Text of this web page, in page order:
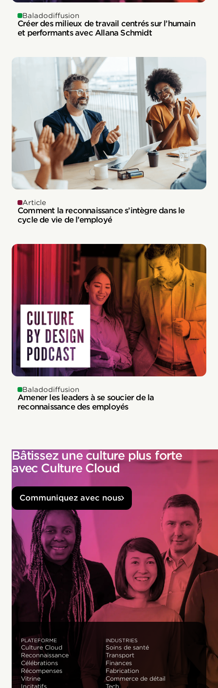
Baladodiffusion
Créer des milieux de travail centrés sur l’humain
et performants avec Allana Schmidt
Article
Comment la reconnaissance s’intègre dans le
cycle de vie de l’employé
Baladodiffusion
Amener les leaders à se soucier de la
reconnaissance des employés
Bâtissez une culture plus forte
avec Culture Cloud
Communiquez avec nous
PLATEFORME
Culture Cloud
Reconnaissance
Célébrations
Récompenses
Vitrine
Incitatifs
INDUSTRIES
Soins de santé
Transport
Finances
Fabrication
Commerce de détail
Tech